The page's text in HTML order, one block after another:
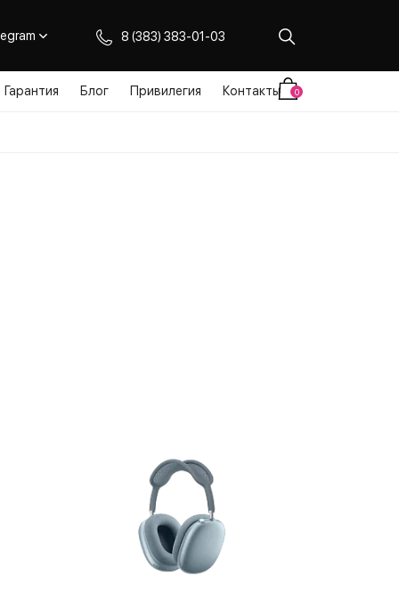
8 (383) 383-01-03
Гарантия Блог Привилегия Контакты 0